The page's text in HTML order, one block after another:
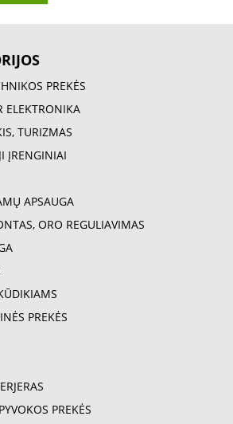
PREKĖS
ELEKTRONIKA
TURIZMAS
ĮRENGINIAI
APSAUGA
ORO REGULIAVIMAS
PREKĖS
PREKĖS